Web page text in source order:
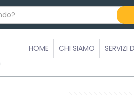
HOME CHI SIAMO SERVIZI